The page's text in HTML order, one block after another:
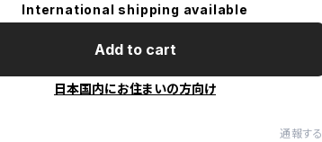
International shipping available
Add to cart
日本国内にお住まいの方向け
通報する